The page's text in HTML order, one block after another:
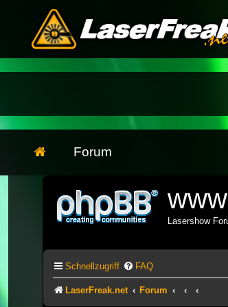
Forum
Lasershow
Schnellzugriff FAQ
LaserFreak.net Forum